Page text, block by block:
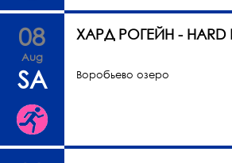
08
Aug
SA
ХАРД РОГЕЙН - HARD
Воробьево озеро